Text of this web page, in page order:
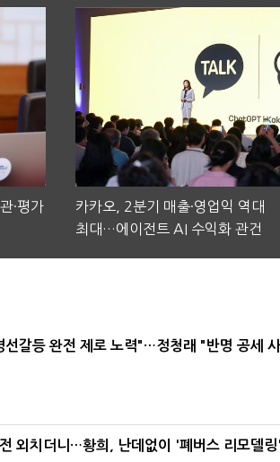
·평가
카카오, 2분기 매출·영업익 역대
최대…에이전트 AI 수익화 관건
선갈등 완전 제로 노력"…정청래 "반명 공세
외치더니…황희, 난데없이 '폐버스 리모델